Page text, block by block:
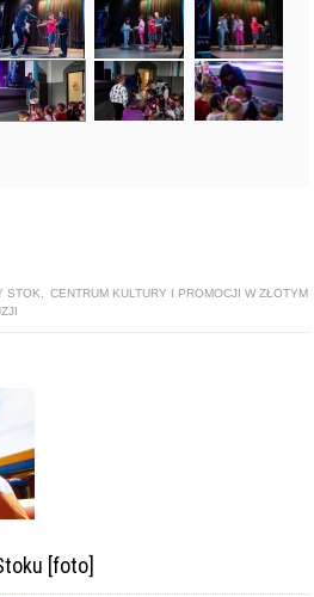
STOK, CENTRUM KULTURY I PROMOCJI W ZŁOTYM
[foto]